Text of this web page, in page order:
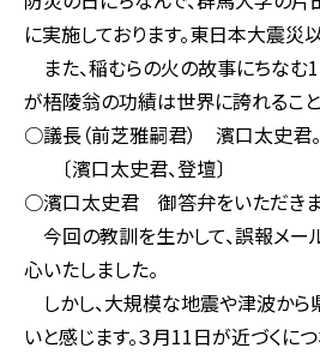
に実施しております。東日本大震
また、稲むらの火の故事にちなむ
が梧陵翁の功績は世界に誇れるこ
○議長（前芝雅嗣君） 濱口太史君。
〔濱口太史君、登壇〕
○濱口太史君 御答弁をいただきま
今回の教訓を生かして、誤報メ
心いたしました。
しかし、大規模な地震や津波から
いと感じます。３月11日が近づく